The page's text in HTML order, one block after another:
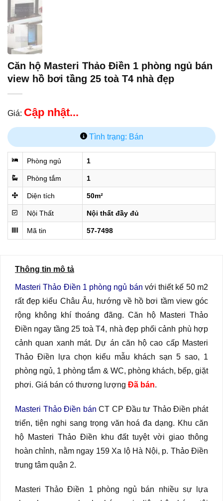
Căn hộ Masteri Thảo Điền 1 phòng ngủ bán
view hồ bơi tầng 25 toà T4 nhà đẹp
Giá: Cập nhật...
Tình trạng: Bán
Phòng ngủ 1
Phòng tắm 1
Diện tích 50m²
Nội Thất Nội thất đầy đủ
Mã tin 57-7498
Thông tin mô tả
Masteri Thảo Điền 1 phòng ngủ bán với thiết kế 50 m2
rất đẹp kiểu Châu Âu, hướng về hồ bơi tầm view góc
rộng không khí thoáng đãng. Căn hộ Masteri Thảo
Điền ngay tầng 25 toà T4, nhà đẹp phối cảnh phù hợp
cảnh quan xanh mát. Dự án căn hộ cao cấp Masteri
Thảo Điền lựa chọn kiểu mẫu khách sạn 5 sao, 1
phòng ngủ, 1 phòng tắm & WC, phòng khách, bếp, giặt
phơi. Giá bán có thương lượng Đã bán.
Masteri Thảo Điền bán CT CP Đầu tư Thảo Điền phát
triển, tiện nghi sang trọng văn hoá đa dạng. Khu căn
hộ Masteri Thảo Điền khu đất tuyệt vời giao thông
hoàn chỉnh, nằm ngay 159 Xa lộ Hà Nội, p. Thảo Điền
trung tâm quận 2.
Masteri Thảo Điền 1 phòng ngủ bán nhiều sự lựa